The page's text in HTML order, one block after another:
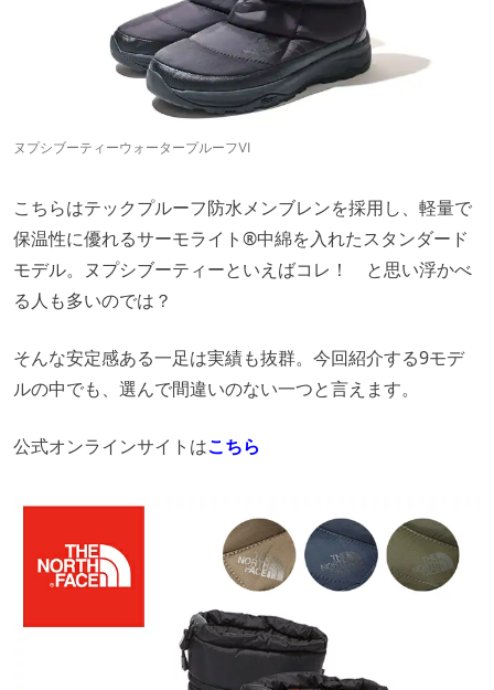
ヌプシブーティーウォータープルーフⅥ
こちらはテックプルーフ防水メンブレンを採用し、軽量で
保温性に優れるサーモライト®中綿を入れたスタンダード
モデル。ヌプシブーティーといえばコレ！ と思い浮かべ
る人も多いのでは？
そんな安定感ある一足は実績も抜群。今回紹介する9モデ
ルの中でも、選んで間違いのない一つと言えます。
公式オンラインサイトはこちら